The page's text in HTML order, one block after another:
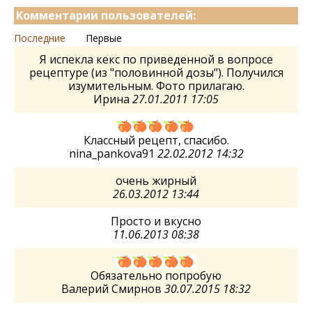
Комментарии пользователей:
Последние Первые
Я испекла кекс по приведенной в вопросе
рецептуре (из "половинной дозы"). Получился
изумительным. Фото прилагаю.
Ирина 27.01.2011 17:05
Классный рецепт, спасибо.
nina_pankova91 22.02.2012 14:32
очень жирный
26.03.2012 13:44
Просто и вкусно
11.06.2013 08:38
Обязательно попробую
Валерий Смирнов 30.07.2015 18:32